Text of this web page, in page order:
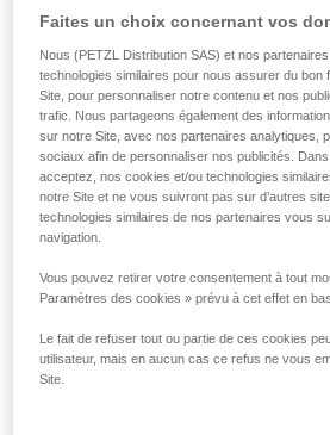
PRATIQUES
Assureurs avec
blocage assisté
escalade en tête,
en salle et en
falaise
escalade en
et en moulinette,
escalade en
moulinette, en
salle et en
Faites un choix concernant vos
Nous (PETZL Distribution SAS) et nos
technologies similaires pour nous assurer du bon
Site, pour personnaliser notre contenu et nos
trafic. Nous partageons également des
sur notre Site, avec nos partenaires analytiques,
sociaux afin de personnaliser nos publicités.
acceptez, nos cookies et/ou technologies
notre Site et ne vous suivront pas sur d’autres
technologies similaires de nos partenaires vous
navigation.
Vous pouvez retirer votre consentement à tout
Paramètres des cookies » prévu à cet effet en
Le fait de refuser tout ou partie de ces cookies
utilisateur, mais en aucun cas ce refus ne vous
Site.